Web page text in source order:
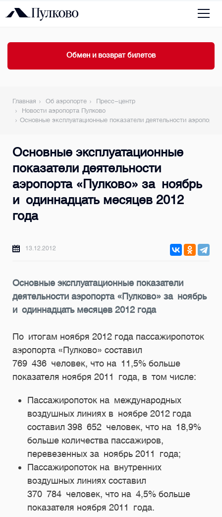
Обмен и возврат билетов
Главная Об аэропорте
Пресс-центр
Новости аэропорта Пулково
Основные эксплуатационные показатели деятельности
Основные эксплуатационные
показатели деятельности
аэропорта «Пулково» за ноябрь
и одиннадцать месяцев 2012
года
13.12.2012
Основные эксплуатационные показатели
деятельности аэропорта «Пулково» за ноябрь
и одиннадцать месяцев 2012 года
По итогам ноября 2012 года пассажиропоток
аэропорта «Пулково» составил
769 436 человек, что на 11,5% больше
показателя ноября 2011 года, в том числе:
Пассажиропоток на международных
воздушных линиях в ноябре 2012 года
составил 398 652 человек, что на 18,9%
больше количества пассажиров,
перевезенных за ноябрь 2011 года;
Пассажиропоток на внутренних
воздушных линиях составил
370 784 человек, что на 4,5% больше
показателя ноября 2011 года.